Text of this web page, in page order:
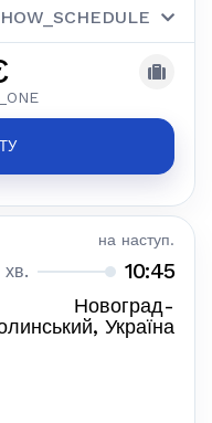
на наступ.
10:45
Новоград-
Україна